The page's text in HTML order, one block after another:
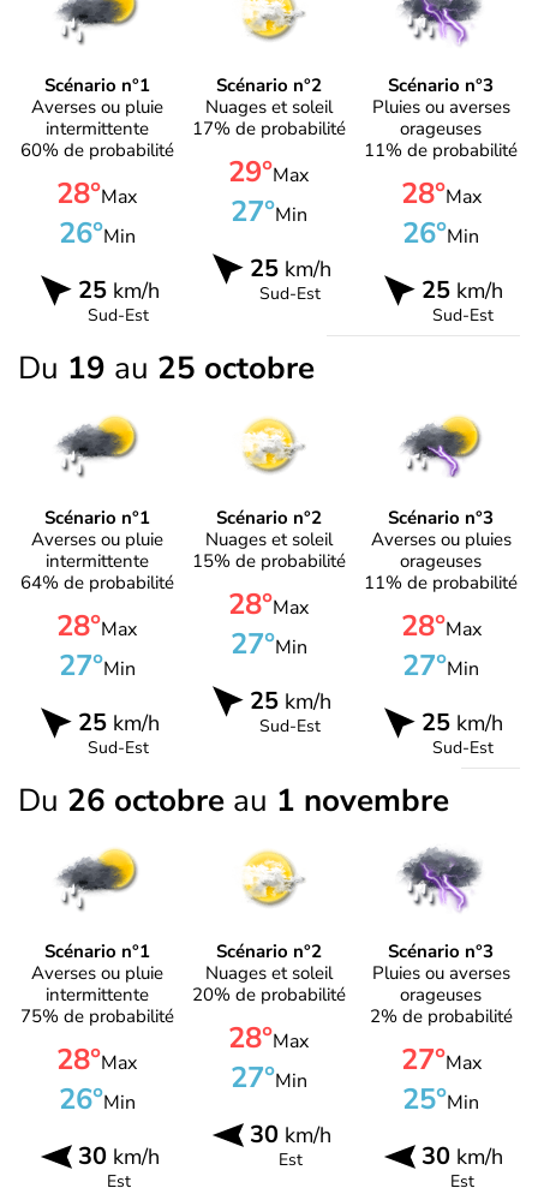
Scénario n°1
Averses ou pluie
intermittente
60% de probabilité
28°Max
26°Min
25km/h
Sud-Est
Scénario n°2
Nuages et soleil
17% de probabilité
29°Max
27°Min
25km/h
Sud-Est
Scénario n°3
Pluies ou averses
orageuses
11% de probabilité
28°Max
26°Min
25 km/h
Sud-Est
Du 19 au 25 octobre
Scénario n°1
Averses ou pluie
intermittente
64% de probabilité
28°Max
27°Min
25km/h
Sud-Est
Scénario n°2
Nuages et soleil
15% de probabilité
28°Max
27°Min
25km/h
Sud-Est
Scénario n°3
Averses ou pluies
orageuses
11% de probabilité
28°Max
27°Min
25 km/h
Sud-Est
Du 26 octobre au 1 novembre
Scénario n°1
Averses ou pluie
intermittente
75% de probabilité
28°Max
26°Min
30km/h
Est
Scénario n°2
Nuages et soleil
20% de probabilité
28°Max
27°Min
30km/h
Est
Scénario n°3
Pluies ou averses
orageuses
2% de probabilité
27°Max
25°Min
30 km/h
Est